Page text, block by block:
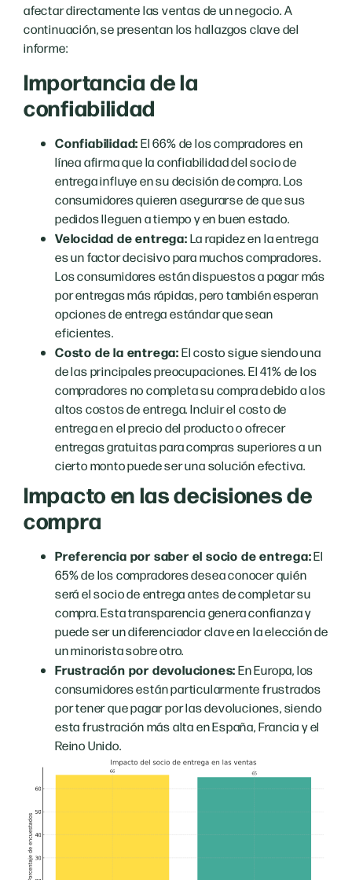
afectar directamente las ventas de un negocio. A
continuación, se presentan los hallazgos clave del
informe:
Importancia de la
confiabilidad
Confiabilidad:El 66% de los compradores en
línea afirma que la confiabilidad del socio de
entrega influye en su decisión de compra. Los
consumidores quieren asegurarse de que sus
pedidos lleguen a tiempo y en buen estado.
Velocidad de entrega:La rapidez en la entrega
es un factor decisivo para muchos compradores.
Los consumidores están dispuestos a pagar más
por entregas más rápidas, pero también esperan
opciones de entrega estándar que sean
eficientes.
Costo de la entrega:El costo sigue siendo una
de las principales preocupaciones. El 41% de los
compradores no completa su compra debido a los
altos costos de entrega. Incluir el costo de
entrega en el precio del producto o ofrecer
entregas gratuitas para compras superiores a un
cierto monto puede ser una solución efectiva.
Impacto en las decisiones de
compra
Preferencia por saber el socio de entrega:El
65% de los compradores desea conocer quién
será el socio de entrega antes de completar su
compra. Esta transparencia genera confianza y
puede ser un diferenciador clave en la elección de
un minorista sobre otro.
Frustración por devoluciones:En Europa, los
consumidores están particularmente frustrados
por tener que pagar por las devoluciones, siendo
esta frustración más alta en España, Francia y el
Reino Unido.